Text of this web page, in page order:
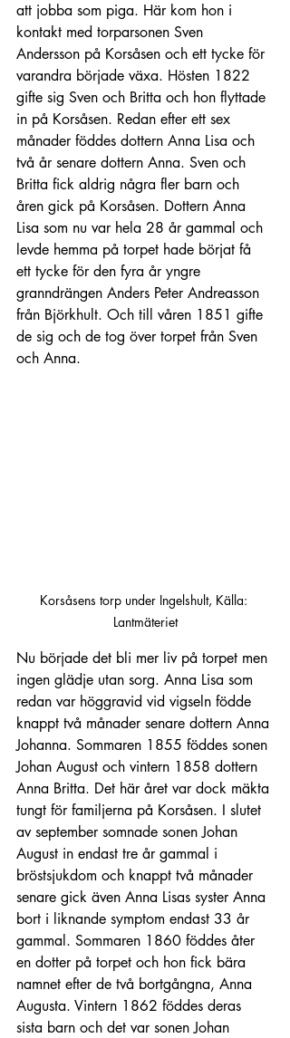
att jobba som piga. Här kom hon i
kontakt med torparsonen Sven
Andersson på Korsåsen och ett tycke för
varandra började växa. Hösten 1822
gifte sig Sven och Britta och hon flyttade
in på Korsåsen. Redan efter ett sex
månader föddes dottern Anna Lisa och
två år senare dottern Anna. Sven och
Britta fick aldrig några fler barn och
åren gick på Korsåsen. Dottern Anna
Lisa som nu var hela 28 år gammal och
levde hemma på torpet hade börjat få
ett tycke för den fyra år yngre
granndrängen Anders Peter Andreasson
från Björkhult. Och till våren 1851 gifte
de sig och de tog över torpet från Sven
och Anna.
Korsåsens torp under Ingelshult, Källa:
Lantmäteriet
Nu började det bli mer liv på torpet men
ingen glädje utan sorg. Anna Lisa som
redan var höggravid vid vigseln födde
knappt två månader senare dottern Anna
Johanna. Sommaren 1855 föddes sonen
Johan August och vintern 1858 dottern
Anna Britta. Det här året var dock mäkta
tungt för familjerna på Korsåsen. I slutet
av september somnade sonen Johan
August in endast tre år gammal i
bröstsjukdom och knappt två månader
senare gick även Anna Lisas syster Anna
bort i liknande symptom endast 33 år
gammal. Sommaren 1860 föddes åter
en dotter på torpet och hon fick bära
namnet efter de två bortgångna, Anna
Augusta. Vintern 1862 föddes deras
sista barn och det var sonen Johan